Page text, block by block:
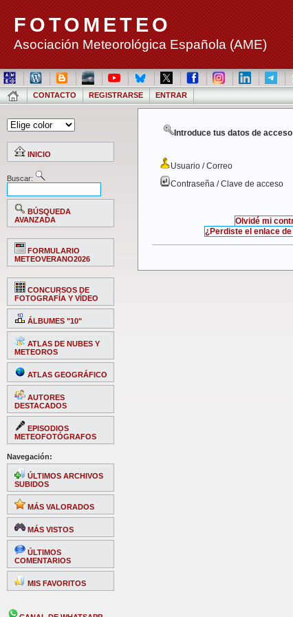
FOTOMETEO
Asociación Meteorológica Española (AME)
CONTACTO REGISTRARSE ENTRAR
INICIO
Buscar:
BÚSQUEDA
AVANZADA
FORMULARIO
METEOVERANO2026
CONCURSOS DE
FOTOGRAFÍA Y VÍDEO
ÁLBUMES "10"
ATLAS DE NUBES Y
METEOROS
ATLAS GEOGRÁFICO
AUTORES
DESTACADOS
EPISODIOS
METEOFOTÓGRAFOS
Navegación:
ÚLTIMOS ARCHIVOS
SUBIDOS
MÁS VALORADOS
MÁS VISTOS
ÚLTIMOS
COMENTARIOS
MIS FAVORITOS
Introduce tus datos de acceso
Usuario / Correo
Contraseña / Clave de acceso
Olvidé mi
¿Perdiste el enlace